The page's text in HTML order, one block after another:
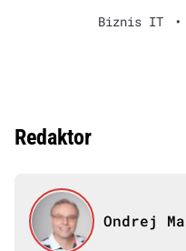
Biznis IT •
Redaktor
Ondrej